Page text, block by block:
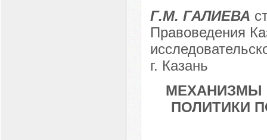
Г.М. ГАЛИЕВА
Правоведения
г. Казань
МЕХАНИЗМЫ
ПОЛИТИКИ